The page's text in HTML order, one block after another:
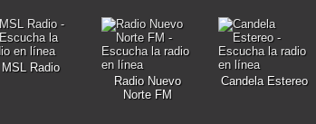
MSL Radio
Radio Nuevo
Norte FM
Candela Estereo